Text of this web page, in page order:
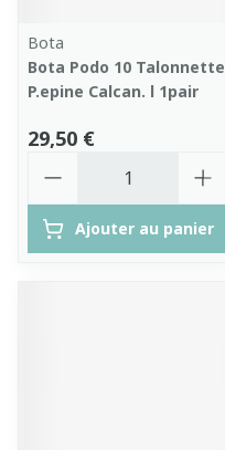
Bota
Bota Podo 10 Talonnette
P.epine Calcan. l 1pair
29,50 €
Ajouter au panier